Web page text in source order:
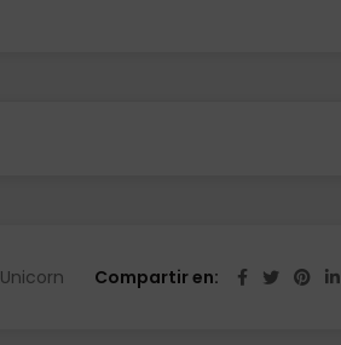
Unicorn Compartir en